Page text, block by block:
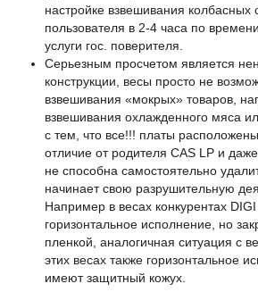
настройке взвешивания колбасных
пользователя в 2-4 часа по
услуги гос. поверителя.
Серьезным просчетом является
конструкции, весы просто не
взвешивания «мокрых» товаров,
взвешивания охлажденного мяса
с тем, что все!!! платы
отличие от родителя CAS LP и
не способна самостоятельно
начинает свою разрушительную
Например в весах конкурентах
горизонтальное исполнение, но
пленкой, аналогичная ситуация с
этих весах также горизонтальное
имеют защитный кожух.